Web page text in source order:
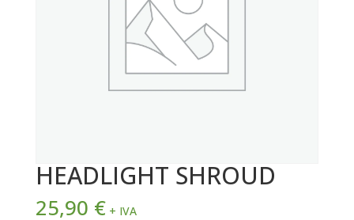
HEADLIGHT SHROUD
25,90 € + IVA